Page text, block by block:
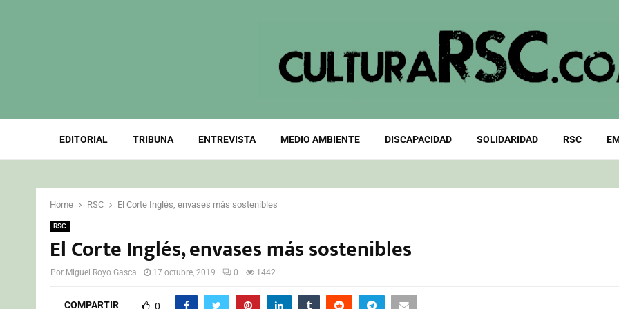
EDITORIAL TRIBUNA ENTREVISTA MEDIO AMBIENTE DISCAPACIDAD SOLIDARIDAD RSC
Home RSC El Corte Inglés, envases más sostenibles
RSC
El Corte Inglés, envases más sostenibles
Por Miguel Royo Gasca 17 octubre, 2019 0 1442
COMPARTIR 0